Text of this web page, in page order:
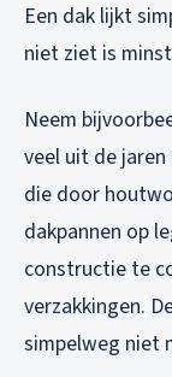
Een dak lijkt
niet ziet is
Neem
veel uit de
die door
dakpannen op
constructie te
verzakkingen.
simpelweg niet